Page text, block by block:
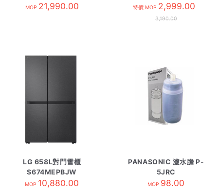
L
MOP 21,990.00
HRTN5275MFBBK 亮
麗黑
特價 MOP 2,999.00
3,190.00
LG 658L對門雪櫃
S674MEPBJW
MOP 10,880.00
PANASONIC 濾水膽 P-
5JRC
MOP 98.00